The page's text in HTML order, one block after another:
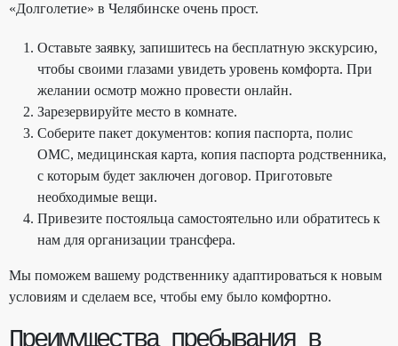
«Долголетие» в Челябинске очень прост.
Оставьте заявку, запишитесь на бесплатную экскурсию,
чтобы своими глазами увидеть уровень комфорта. При
желании осмотр можно провести онлайн.
Зарезервируйте место в комнате.
Соберите пакет документов: копия паспорта, полис
ОМС, медицинская карта, копия паспорта родственника,
с которым будет заключен договор. Приготовьте
необходимые вещи.
Привезите постояльца самостоятельно или обратитесь к
нам для организации трансфера.
Мы поможем вашему родственнику адаптироваться к новым
условиям и сделаем все, чтобы ему было комфортно.